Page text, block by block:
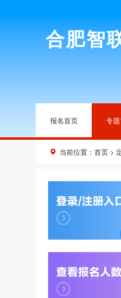
合肥智
报名首页 专
当前位置： 首页 >